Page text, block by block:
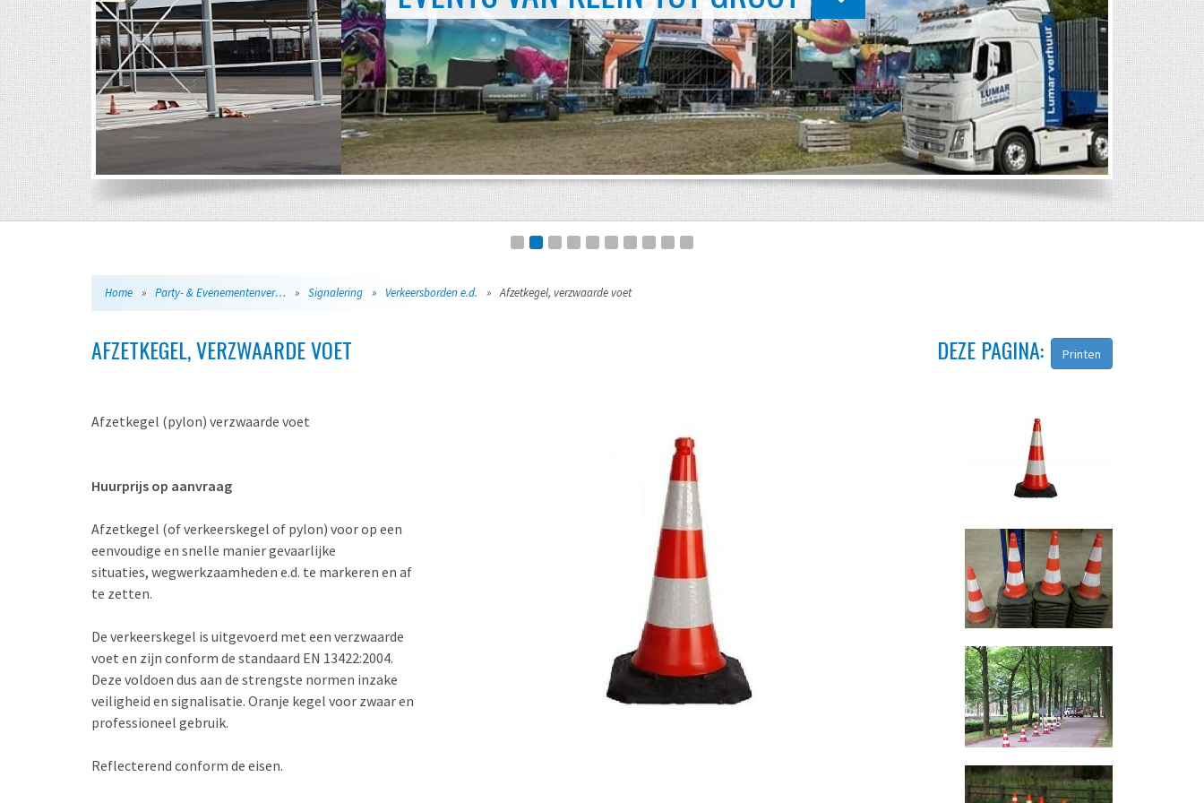
Home » Party- & Evenementenverhuur » Signalering » Verkeersborden e.d. » Afzetkegel, verzwaarde voet
AFZETKEGEL, VERZWAARDE VOET DEZE PAGINA: Printen
Afzetkegel (pylon) verzwaarde voet
Huurprijs op aanvraag
Afzetkegel (of verkeerskegel of pylon) voor op een
eenvoudige en snelle manier gevaarlijke
situaties, wegwerkzaamheden e.d. te markeren en af
te zetten.
De verkeerskegel is uitgevoerd met een verzwaarde
voet en zijn conform de standaard EN 13422:2004.
Deze voldoen dus aan de strengste normen inzake
veiligheid en signalisatie. Oranje kegel voor zwaar en
professioneel gebruik.
Reflecterend conform de eisen.